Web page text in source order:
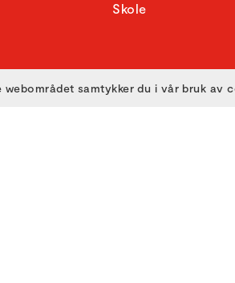
Skole
samtykker du i vår bruk av